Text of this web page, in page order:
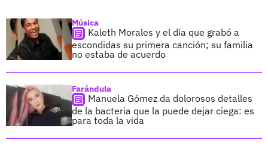
Música
Kaleth Morales y el día que grabó a
escondidas su primera canción; su familia
no estaba de acuerdo
Farándula
Manuela Gómez da dolorosos detalles
de la bacteria que la puede dejar ciega: es
para toda la vida